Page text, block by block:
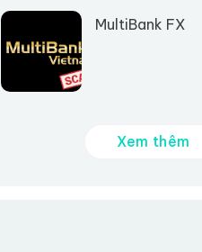
MultiBank FX
Xem thêm